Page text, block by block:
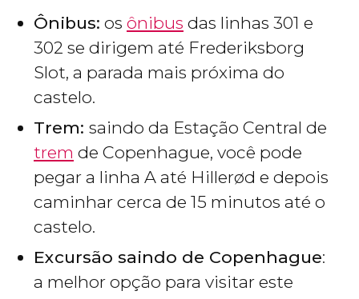
Ônibus: os ônibus das linhas 301 e
302 se dirigem até Frederiksborg
Slot, a parada mais próxima do
castelo.
Trem: saindo da Estação Central de
trem de Copenhague, você pode
pegar a linha A até Hillerød e depois
caminhar cerca de 15 minutos até o
castelo.
Excursão saindo de Copenhague:
a melhor opção para visitar este